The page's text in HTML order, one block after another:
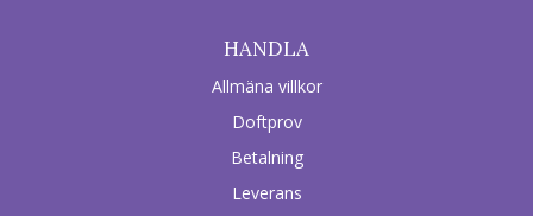
HANDLA
Allmäna villkor
Doftprov
Betalning
Leverans